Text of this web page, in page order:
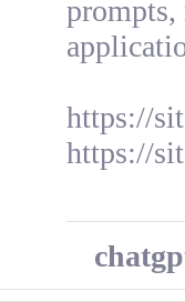
https://
https://